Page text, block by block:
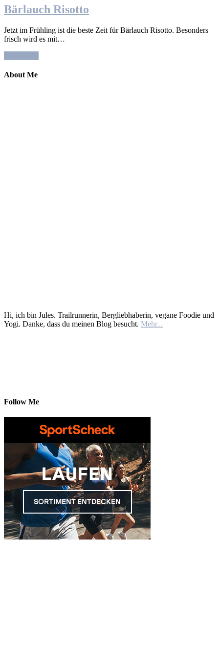
Bärlauch Risotto
Jetzt im Frühling ist die beste Zeit für Bärlauch Risotto. Besonders
frisch wird es mit…
About Me
Hi, ich bin Jules. Trailrunnerin, Bergliebhaberin, vegane Foodie und
Yogi. Danke, dass du meinen Blog besucht. Mehr...
Follow Me